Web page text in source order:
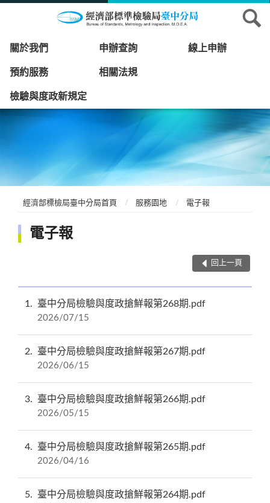
關於我們 申辦查詢 線上申辦
預約服務 相關法規
檢驗與度政新規定
經濟部標檢局臺中分局首頁 服務園地 電子報
電子報
回上一頁
1 臺中分局檢驗與度政搶鮮報第268期.pdf
2026/07/15
2 臺中分局檢驗與度政搶鮮報第267期.pdf
2026/06/15
3 臺中分局檢驗與度政搶鮮報第266期.pdf
2026/05/15
4 臺中分局檢驗與度政搶鮮報第265期.pdf
2026/04/16
5 臺中分局檢驗與度政搶鮮報第264期.pdf